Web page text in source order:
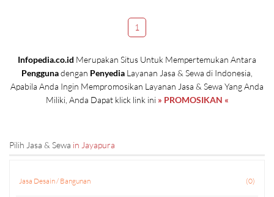
1
Infopedia.co.id Merupakan Situs Untuk Mempertemukan Antara
Penggunadengan Penyedia Layanan Jasa & Sewa di Indonesia,
Apabila Anda Ingin Mempromosikan Layanan Jasa & Sewa Yang Anda
Miliki, Anda Dapat klick link ini » PROMOSIKAN «
Pilih Jasa & Sewa in Jayapura
Jasa Desain / Bangunan (0)